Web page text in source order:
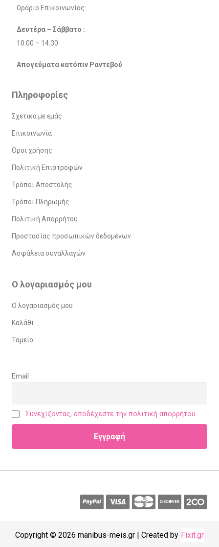
Ωράριο Επικοινωνίας:
Δευτέρα – Σάββατο :
10:00 – 14:30
Απογεύματα κατόπιν Ραντεβού
Πληροφορίες
Σχετικά με εμάς
Επικοινωνία
Όροι χρήσης
Πολιτική Επιστροφών
Τρόποι Αποστολής
Τρόποι Πληρωμής
Πολιτική Απορρήτου
Προστασίας προσωπικών δεδομένων
Ασφάλεια συναλλαγών
Ο λογαριασμός μου
Ο λογαριασμός μου
Καλάθι
Ταμείο
Email
Συνεχίζοντας, αποδέχεστε την πολιτική απορρήτου
Copyright © 2026 manibus-meis.gr | Created by Fixit.gr